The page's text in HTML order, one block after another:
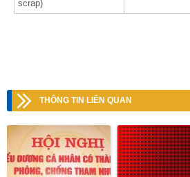
scrap)
THÔNG TIN LIÊN QUAN